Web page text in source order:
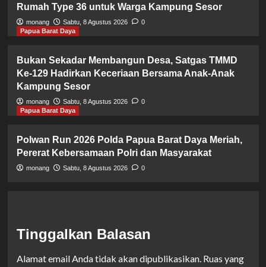
Rumah Type 36 untuk Warga Kampung Sesor
monang Sabtu, 8 Agustus 2026
0
Papua Barat Daya
Bukan Sekadar Membangun Desa, Satgas TMMD
Ke-129 Hadirkan Keceriaan Bersama Anak-Anak
Kampung Sesor
monang Sabtu, 8 Agustus 2026
0
Papua Barat Daya
Polwan Run 2026 Polda Papua Barat Daya Meriah,
Pererat Kebersamaan Polri dan Masyarakat
monang Sabtu, 8 Agustus 2026 0
Tinggalkan Balasan
Alamat email Anda tidak akan dipublikasikan. Ruas yang